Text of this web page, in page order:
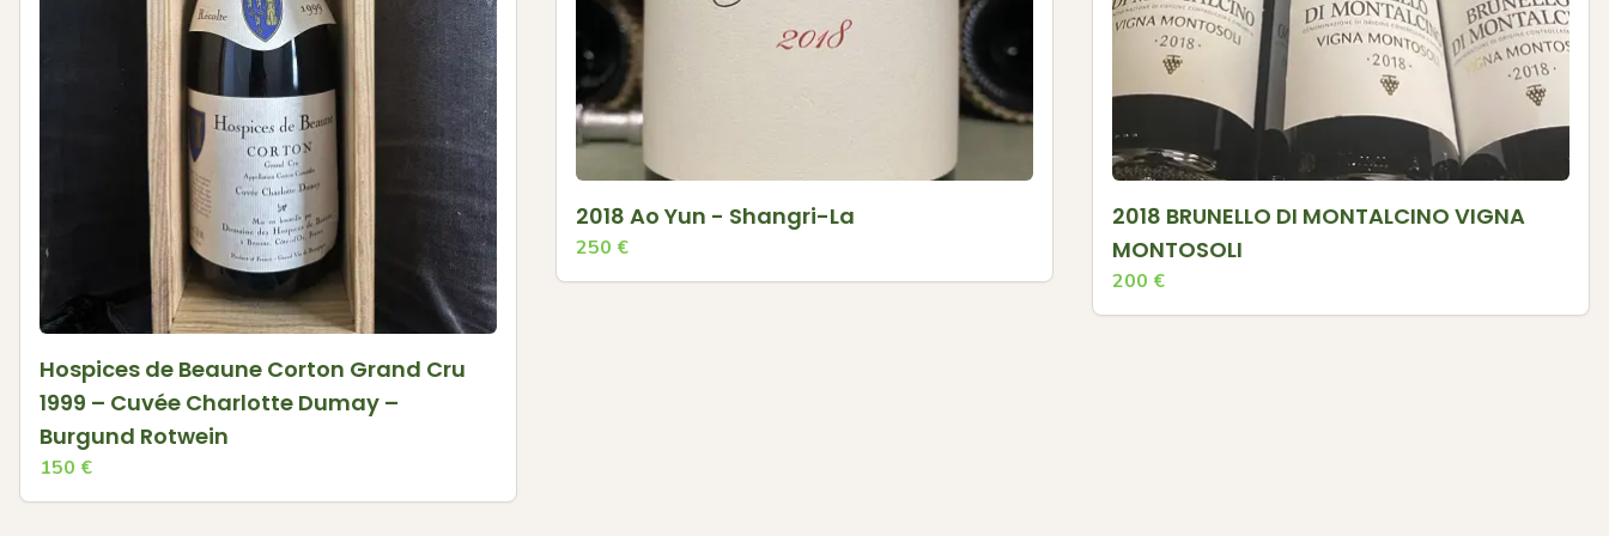
Hospices de Beaune Corton Grand Cru
1999 – Cuvée Charlotte Dumay –
Burgund Rotwein
150 €
2018 Ao Yun - Shangri-La
250 €
2018 BRUNELLO DI MONTALCINO VIGNA
MONTOSOLI
200 €